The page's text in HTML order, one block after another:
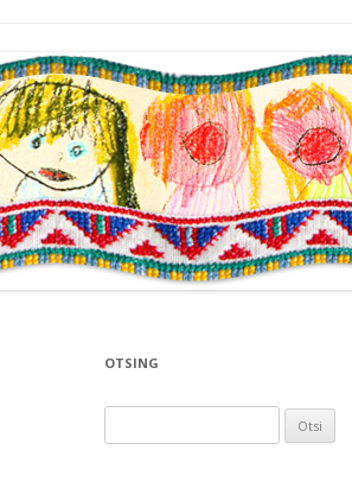
OTSING
t